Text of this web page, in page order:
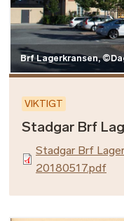
Brf Lagerkransen,
VIKTIGT
Stadgar Brf
Stadgar Brf
20180517.pdf